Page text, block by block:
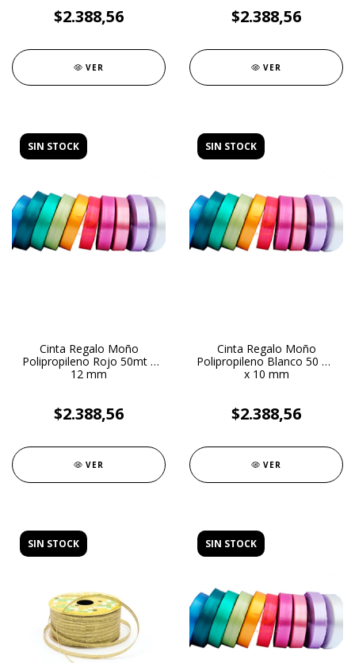
$2.388,56
VER
$2.388,56
VER
SIN STOCK
Cinta Regalo Moño
Polipropileno Rojo 50mt x
12 mm
$2.388,56
VER
SIN STOCK
Cinta Regalo Moño
Polipropileno Blanco 50 mt
x 10 mm
$2.388,56
VER
SIN STOCK SIN STOCK